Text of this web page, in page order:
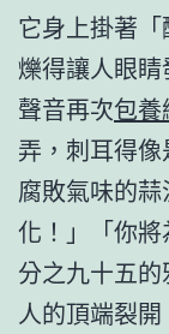
它身上掛著
爍得讓人眼
聲音再次包養
弄，刺耳得
腐敗氣味的
化！」「你
分之九十五
人的頂端裂